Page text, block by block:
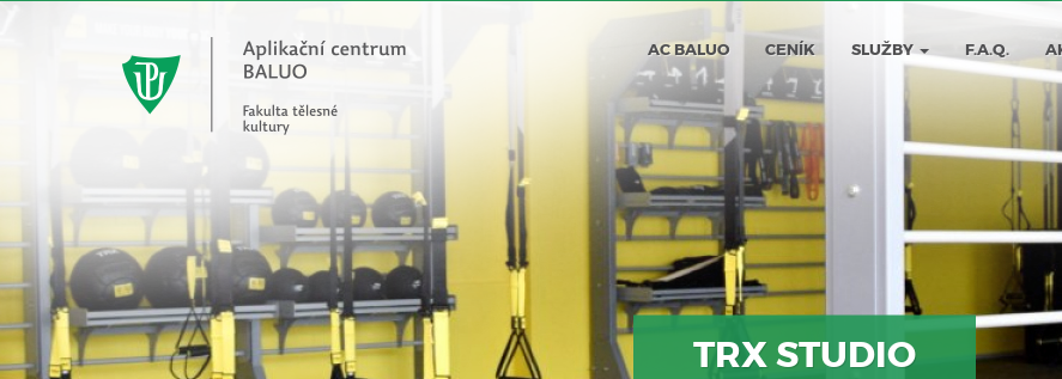
AC BALUO CENÍK SLUŽBY F.A.Q.
TRX STUDIO